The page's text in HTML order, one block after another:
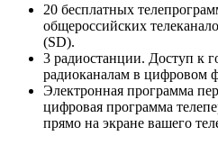
20 бесплатных
общероссийских
(SD).
3 радиостанции. Доступ к
радиоканалам в цифровом
Электронная программа
цифровая программа
прямо на экране вашего